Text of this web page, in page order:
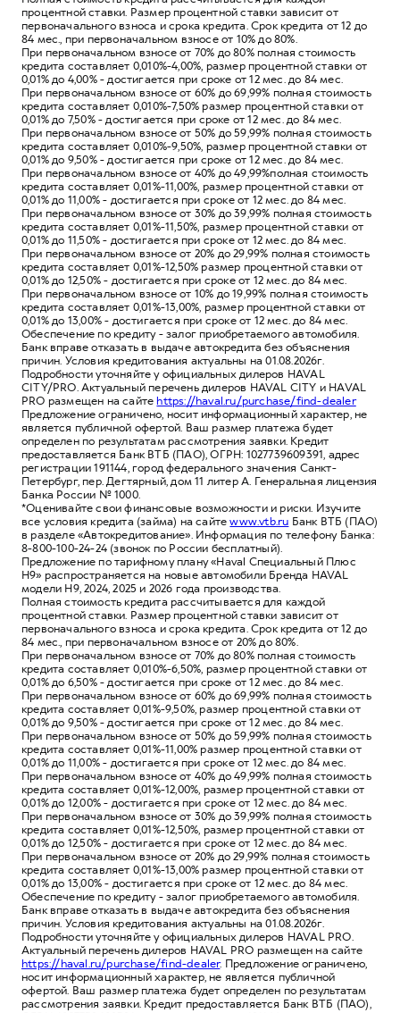
процентной ставки. Размер процентной ставки зависит от
первоначального взноса и срока кредита. Срок кредита от 12 до
84 мес., при первоначальном взносе от 10% до 80%.
При первоначальном взносе от 70% до 80% полная стоимость
кредита составляет 0,010%-4,00%, размер процентной ставки от
0,01% до 4,00% - достигается при сроке от 12 мес. до 84 мес.
При первоначальном взносе от 60% до 69,99% полная стоимость
кредита составляет 0,010%-7,50% размер процентной ставки от
0,01% до 7,50% - достигается при сроке от 12 мес. до 84 мес.
При первоначальном взносе от 50% до 59,99% полная стоимость
кредита составляет 0,010%-9,50%, размер процентной ставки от
0,01% до 9,50% - достигается при сроке от 12 мес. до 84 мес.
При первоначальном взносе от 40% до 49,99%полная стоимость
кредита составляет 0,01%-11,00%, размер процентной ставки от
0,01% до 11,00% - достигается при сроке от 12 мес. до 84 мес.
При первоначальном взносе от 30% до 39,99% полная стоимость
кредита составляет 0,01%-11,50%, размер процентной ставки от
0,01% до 11,50% - достигается при сроке от 12 мес. до 84 мес.
При первоначальном взносе от 20% до 29,99% полная стоимость
кредита составляет 0,01%-12,50% размер процентной ставки от
0,01% до 12,50% - достигается при сроке от 12 мес. до 84 мес.
При первоначальном взносе от 10% до 19,99% полная стоимость
кредита составляет 0,01%-13,00%, размер процентной ставки от
0,01% до 13,00% - достигается при сроке от 12 мес. до 84 мес.
Обеспечение по кредиту - залог приобретаемого автомобиля.
Банк вправе отказать в выдаче автокредита без объяснения
причин. Условия кредитования актуальны на 01.08.2026г.
Подробности уточняйте у официальных дилеров HAVAL
CITY/PRO. Актуальный перечень дилеров HAVAL CITY и HAVAL
PRO размещен на сайтеhttps://haval.ru/purchase/find-dealer
Предложение ограничено, носит информационный характер, не
является публичной офертой. Ваш размер платежа будет
определен по результатам рассмотрения заявки. Кредит
предоставляется Банк ВТБ (ПАО), ОГРН: 1027739609391, адрес
регистрации 191144, город федерального значения Санкт-
Петербург, пер. Дегтярный, дом 11 литер А. Генеральная лицензия
Банка России № 1000.
*Оценивайте свои финансовые возможности и риски. Изучите
все условия кредита (займа) на сайтеwww.vtb.ru Банк ВТБ (ПАО)
в разделе «Автокредитование». Информация по телефону Банка:
8-800-100-24-24 (звонок по России бесплатный).
Предложение по тарифному плану «Haval Специальный Плюс
H9» распространяется на новые автомобили Бренда HAVAL
модели H9, 2024, 2025 и 2026 года производства.
Полная стоимость кредита рассчитывается для каждой
процентной ставки. Размер процентной ставки зависит от
первоначального взноса и срока кредита. Срок кредита от 12 до
84 мес., при первоначальном взносе от 20% до 80%.
При первоначальном взносе от 70% до 80% полная стоимость
кредита составляет 0,010%-6,50%, размер процентной ставки от
0,01% до 6,50% - достигается при сроке от 12 мес. до 84 мес.
При первоначальном взносе от 60% до 69,99% полная стоимость
кредита составляет 0,01%-9,50%, размер процентной ставки от
0,01% до 9,50% - достигается при сроке от 12 мес. до 84 мес.
При первоначальном взносе от 50% до 59,99% полная стоимость
кредита составляет 0,01%-11,00% размер процентной ставки от
0,01% до 11,00% - достигается при сроке от 12 мес. до 84 мес.
При первоначальном взносе от 40% до 49,99% полная стоимость
кредита составляет 0,01%-12,00%, размер процентной ставки от
0,01% до 12,00% - достигается при сроке от 12 мес. до 84 мес.
При первоначальном взносе от 30% до 39,99% полная стоимость
кредита составляет 0,01%-12,50%, размер процентной ставки от
0,01% до 12,50% - достигается при сроке от 12 мес. до 84 мес.
При первоначальном взносе от 20% до 29,99% полная стоимость
кредита составляет 0,01%-13,00% размер процентной ставки от
0,01% до 13,00% - достигается при сроке от 12 мес. до 84 мес.
Обеспечение по кредиту - залог приобретаемого автомобиля.
Банк вправе отказать в выдаче автокредита без объяснения
причин. Условия кредитования актуальны на 01.08.2026г.
Подробности уточняйте у официальных дилеров HAVAL PRO.
Актуальный перечень дилеров HAVAL PRO размещен на сайте
https://haval.ru/purchase/find-dealer. Предложение ограничено,
носит информационный характер, не является публичной
офертой. Ваш размер платежа будет определен по результатам
рассмотрения заявки. Кредит предоставляется Банк ВТБ (ПАО),